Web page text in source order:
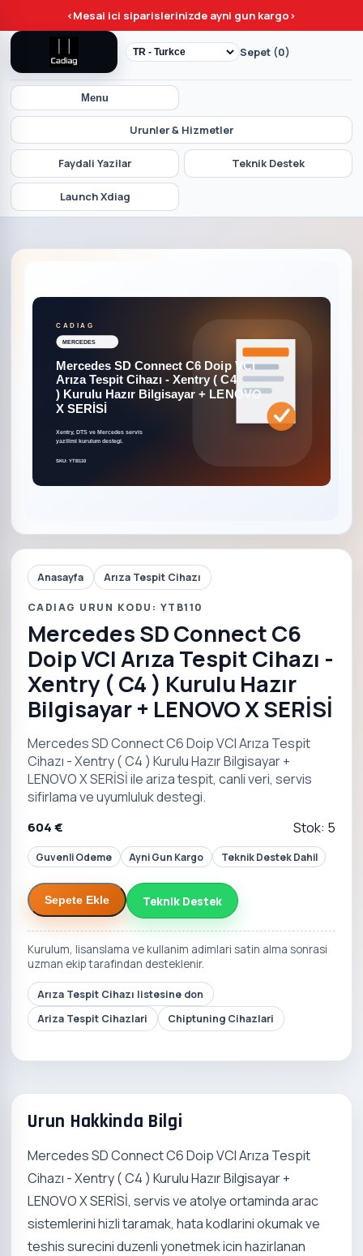
<Mesai ici siparislerinizde ayni gun kargo>
Menu
Urunler & Hizmetler
Faydali Yazilar Teknik Destek
Launch Xdiag
Sepet (0)
Anasayfa Arıza Tespit Cihazı
CADIAG URUN KODU: YTB110
Mercedes SD Connect C6
Doip VCI Arıza Tespit Cihazı -
Xentry ( C4 ) Kurulu Hazır
Bilgisayar + LENOVO X SERİSİ
Mercedes SD Connect C6 Doip VCI Arıza Tespit
Cihazı - Xentry ( C4 ) Kurulu Hazır Bilgisayar +
LENOVO X SERİSİ ile ariza tespit, canli veri, servis
sifirlama ve uyumluluk destegi.
604 € Stok: 5
Guvenli Odeme Ayni Gun Kargo Teknik Destek Dahil
Sepete Ekle Teknik Destek
Kurulum, lisanslama ve kullanim adimlari satin alma sonrasi
uzman ekip tarafindan desteklenir.
Arıza Tespit Cihazı listesine don
Ariza Tespit Cihazlari
Chiptuning Cihazlari
Urun Hakkinda Bilgi
Mercedes SD Connect C6 Doip VCI Arıza Tespit
Cihazı - Xentry ( C4 ) Kurulu Hazır Bilgisayar +
LENOVO X SERİSİ, servis ve atolye ortaminda arac
sistemlerini hizli taramak, hata kodlarini okumak ve
teshis surecini duzenli yonetmek icin hazirlanan